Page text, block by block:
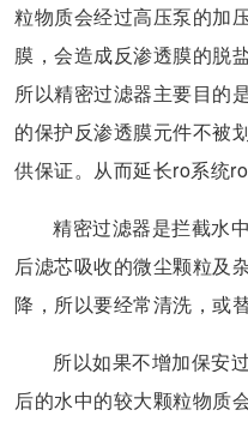
粒物质会经过高压泵的加
膜，会造成反渗透膜的脱
所以精密过滤器主要目的
的保护反渗透膜元件不被
供保证。从而延长ro系统
精密过滤器是拦截水
后滤芯吸收的微尘颗粒及
降，所以要经常清洗，或
所以如果不增加保安
后的水中的较大颗粒物质